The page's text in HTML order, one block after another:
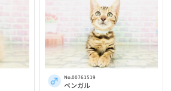
No.00761519
ベンガル